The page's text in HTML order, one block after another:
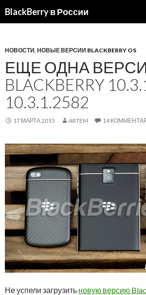
BlackBerry в России
НОВОСТИ, НОВЫЕ ВЕРСИИ BLACKBERRY OS
ЕЩЕ ОДНА
BLACKBERRY
10.3.1.2582
17 МАРТА 2015 ARTEM 14
Не успели загрузить новую версию